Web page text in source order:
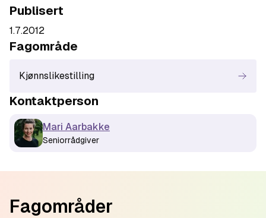
Publisert
1.7.2012
Fagområde
Kjønnslikestilling
Kontaktperson
Mari Aarbakke
Seniorrådgiver
Fagområder